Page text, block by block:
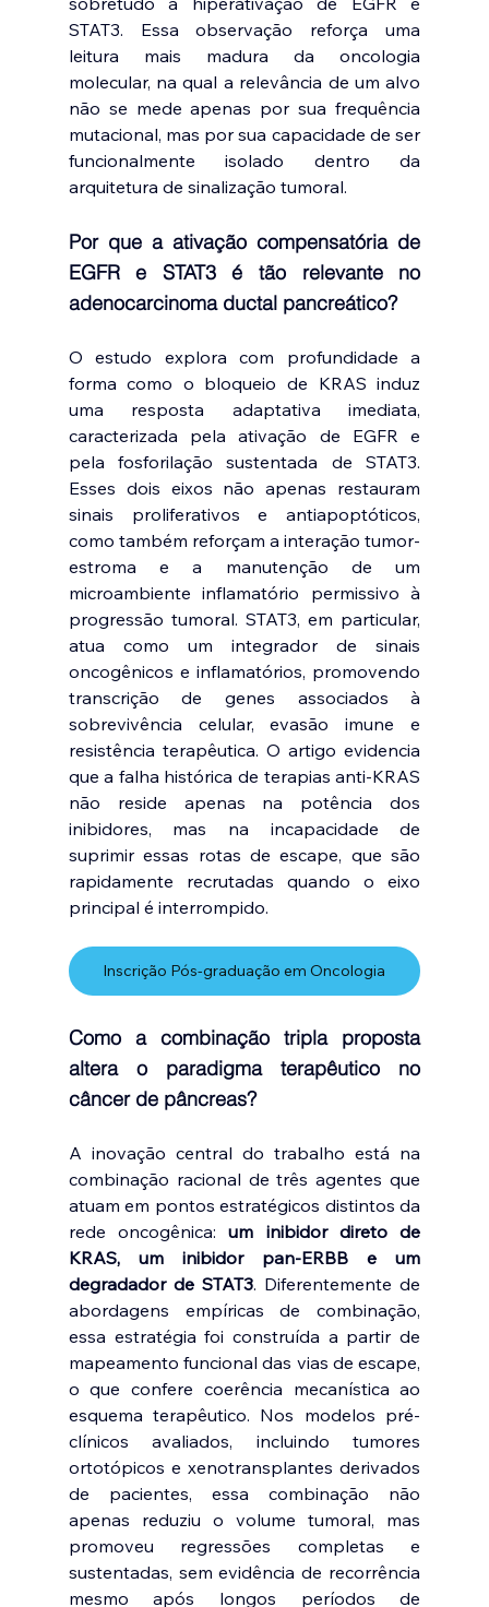
STAT3. Essa observação reforça uma
leitura mais madura da oncologia
molecular, na qual a relevância de um alvo
não se mede apenas por sua frequência
mutacional, mas por sua capacidade de ser
funcionalmente isolado dentro da
arquitetura de sinalização tumoral.
Por que a ativação compensatória de
EGFR e STAT3 é tão relevante no
adenocarcinoma ductal pancreático?
O estudo explora com profundidade a
forma como o bloqueio de KRAS induz
uma resposta adaptativa imediata,
caracterizada pela ativação de EGFR e
pela fosforilação sustentada de STAT3.
Esses dois eixos não apenas restauram
sinais proliferativos e antiapoptóticos,
como também reforçam a interação tumor-
estroma e a manutenção de um
microambiente inflamatório permissivo à
progressão tumoral. STAT3, em particular,
atua como um integrador de sinais
oncogênicos e inflamatórios, promovendo
transcrição de genes associados à
sobrevivência celular, evasão imune e
resistência terapêutica. O artigo evidencia
que a falha histórica de terapias anti-KRAS
não reside apenas na potência dos
inibidores, mas na incapacidade de
suprimir essas rotas de escape, que são
rapidamente recrutadas quando o eixo
principal é interrompido.
Inscrição Pós-graduação em Oncologia
Como a combinação tripla proposta
altera o paradigma terapêutico no
câncer de pâncreas?
A inovação central do trabalho está na
combinação racional de três agentes que
atuam em pontos estratégicos distintos da
rede oncogênica: um inibidor direto de
KRAS, um inibidor pan-ERBB e um
degradador de STAT3. Diferentemente de
abordagens empíricas de combinação,
essa estratégia foi construída a partir de
mapeamento funcional das vias de escape,
o que confere coerência mecanística ao
esquema terapêutico. Nos modelos pré-
clínicos avaliados, incluindo tumores
ortotópicos e xenotransplantes derivados
de pacientes, essa combinação não
apenas reduziu o volume tumoral, mas
promoveu regressões completas e
sustentadas, sem evidência de recorrência
mesmo após longos períodos de